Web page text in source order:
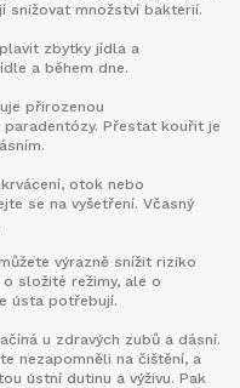
snižovat množství bakterií.
zbytky jídla a
a během dne.
přirozenou
Přestat kouřit je
otok nebo
se na vyšetření. Včasný
výrazně snížit riziko
složité režimy, ale o
ústa potřebují.
u zdravých zubů a dásní.
nezapomněli na čištění, a
ústní dutinu a výživu. Pak